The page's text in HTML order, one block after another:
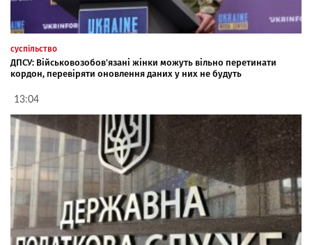
суспільство
ДПСУ: Військовозобов'язані жінки можуть вільно перетинати
кордон, перевіряти оновлення даних у них не будуть
13:04